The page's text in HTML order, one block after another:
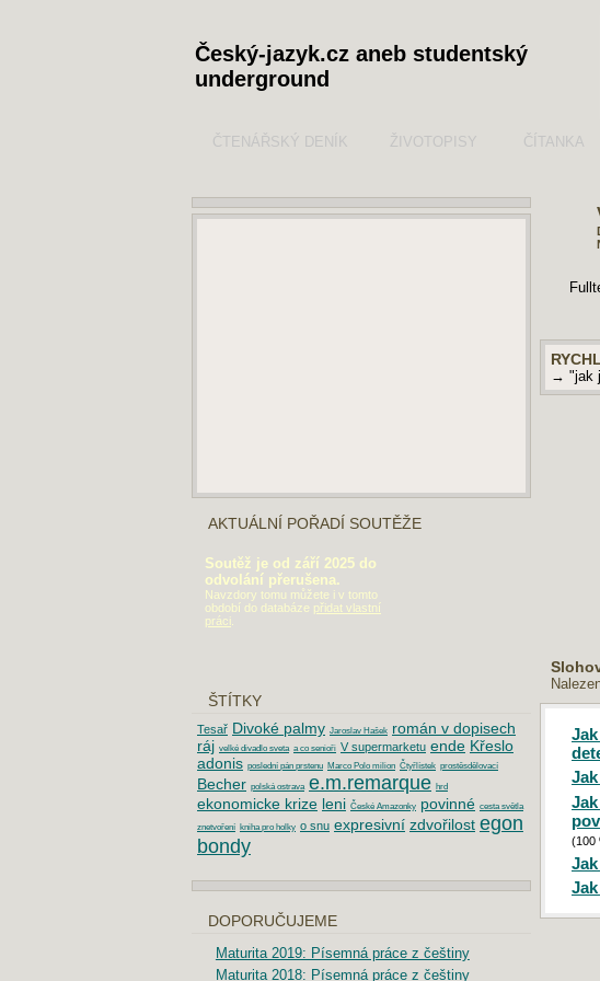
Český-jazyk.cz aneb studentský
underground
ČTENÁŘSKÝ DENÍK ŽIVOTOPISY ČÍTANKA
→ "jak
(100
AKTUÁLNÍ POŘADÍ SOUTĚŽE
Soutěž je od září 2025 do
odvolání přerušena.
Navzdory tomu můžete i v tomto
období do databáze přidat vlastní
práci
ŠTÍTKY
Tesař Divoké palmy Jaroslav Hašek román v dopisech
ráj velké divadlo sveta a co senioři V supermarketu ende Křeslo
adonis poslední pán prstenu Marco Polo milion Čtyřlístek prostěsdělovací
Becher polská ostrava e.m.remarque hrd
ekonomicke krize leni České Amazonky povinné cesta světla
znetvoření kniha pro holky o snu expresivní zdvořilost egon
bondy
DOPORUČUJEME
Maturita 2019: Písemná práce z češtiny
Maturita 2018: Písemná práce z češtiny